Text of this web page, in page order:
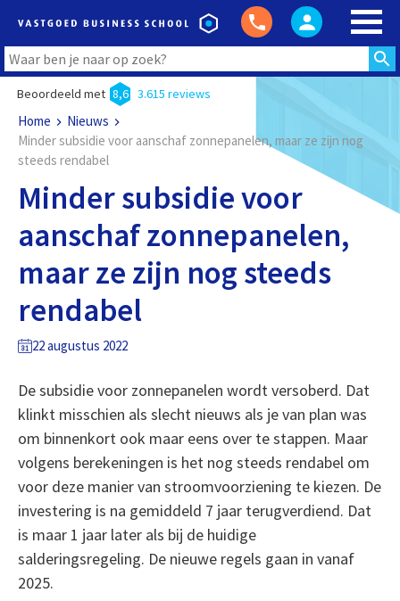
Beoordeeld met 8,6 3.615 reviews
Home
Nieuws
Minder subsidie voor aanschaf zonnepanelen, maar ze zijn nog
steeds rendabel
Minder subsidie voor
aanschaf zonnepanelen,
maar ze zijn nog steeds
rendabel
22 augustus 2022
De subsidie voor zonnepanelen wordt versoberd. Dat
klinkt misschien als slecht nieuws als je van plan was
om binnenkort ook maar eens over te stappen. Maar
volgens berekeningen is het nog steeds rendabel om
voor deze manier van stroomvoorziening te kiezen. De
investering is na gemiddeld 7 jaar terugverdiend. Dat
is maar 1 jaar later als bij de huidige
salderingsregeling. De nieuwe regels gaan in vanaf
2025.